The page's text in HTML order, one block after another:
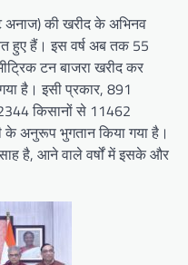
अनाज) की खरीद के अभिनव
हुए हैं। इस वर्ष अब तक 55
टन बाजरा खरीद कर
है। इसी प्रकार, 891
किसानों से 11462
के अनुरूप भुगतान किया गया है।
है, आने वाले वर्षों में इसके और